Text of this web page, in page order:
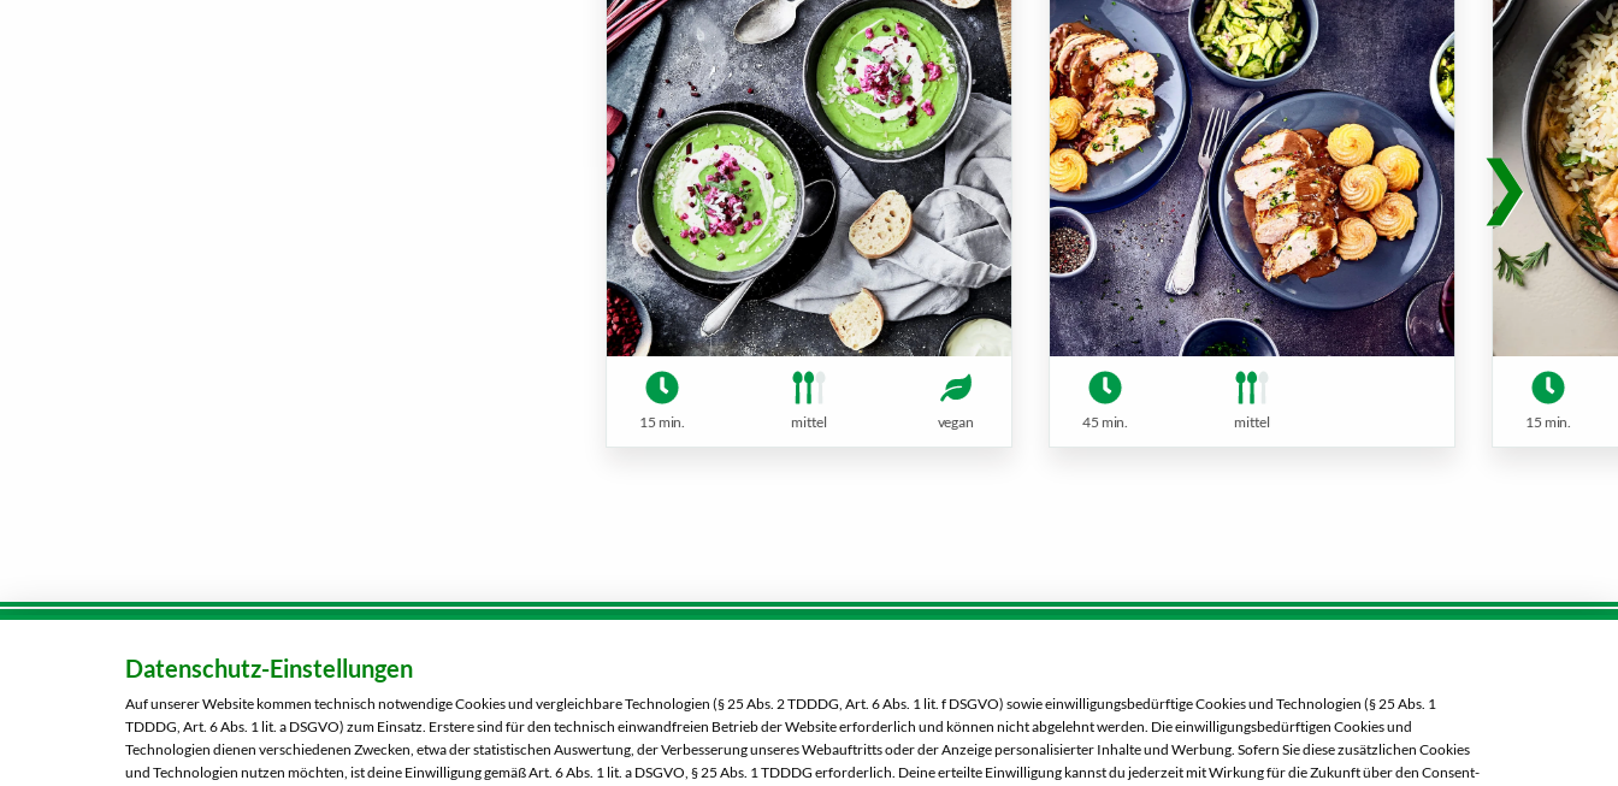
15 min. mittel vegan 45 min. mittel 15 min.
Karriere
Über uns
Kontaktformular
Tel.:0800 00 333 52
Besucht uns
MARKTKAUF Bautzen
Niederkainaer Straße 14
02625 Bautzen
Mo:
07:00 – 20:00 Uhr
Di:
07:00 – 20:00 Uhr
Mi:
07:00 – 20:00 Uhr
Datenschutz-Einstellungen
Auf unserer Website kommen technisch notwendige Cookies und vergleichbare Technologien (§ 25 Abs. 2 TDDDG, Art. 6 Abs. 1 lit. f DSGVO) sowie einwilligungsbedürftige Cookies und Technologien (§ 25 Abs. 1
TDDDG, Art. 6 Abs. 1 lit. a DSGVO) zum Einsatz. Erstere sind für den technisch einwandfreien Betrieb der Website erforderlich und können nicht abgelehnt werden. Die einwilligungsbedürftigen Cookies und
Technologien dienen verschiedenen Zwecken, etwa der statistischen Auswertung, der Verbesserung unseres Webauftritts oder der Anzeige personalisierter Inhalte und Werbung. Sofern Sie diese zusätzlichen Cookies
und Technologien nutzen möchten, ist deine Einwilligung gemäß Art. 6 Abs. 1 lit. a DSGVO, § 25 Abs. 1 TDDDG erforderlich. Deine erteilte Einwilligung kannst du jederzeit mit Wirkung für die Zukunft über den Consent-